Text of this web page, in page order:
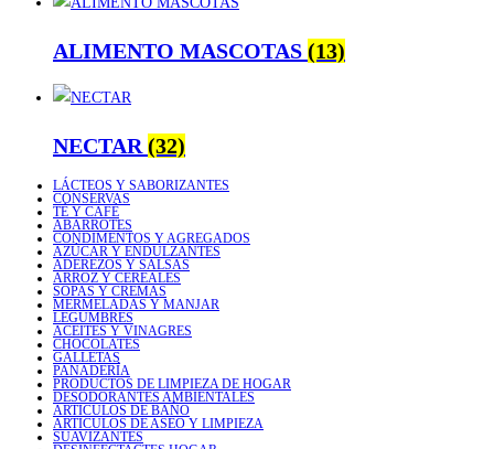
ALIMENTO MASCOTAS (13)
NECTAR (32)
LÁCTEOS Y SABORIZANTES
CONSERVAS
TÉ Y CAFÉ
ABARROTES
CONDIMENTOS Y AGREGADOS
AZÚCAR Y ENDULZANTES
ADEREZOS Y SALSAS
ARROZ Y CEREALES
SOPAS Y CREMAS
MERMELADAS Y MANJAR
LEGUMBRES
ACEITES Y VINAGRES
CHOCOLATES
GALLETAS
PANADERÍA
PRODUCTOS DE LIMPIEZA DE HOGAR
DESODORANTES AMBIENTALES
ARTICULOS DE BAÑO
ARTICULOS DE ASEO Y LIMPIEZA
SUAVIZANTES